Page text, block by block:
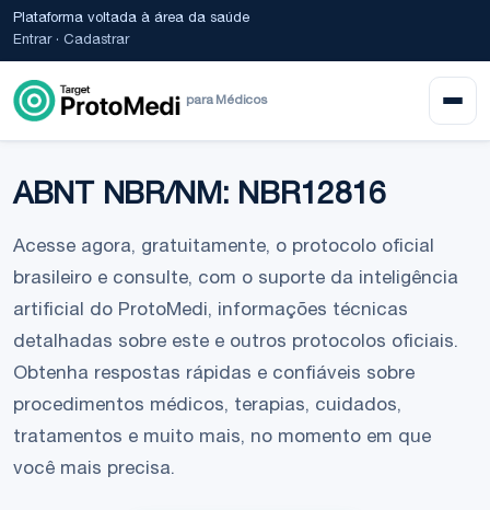
Plataforma voltada à área da saúde
Entrar· Cadastrar
para Médicos
ABNT NBR/NM: NBR12816
Acesse agora, gratuitamente, o protocolo oficial
brasileiro e consulte, com o suporte da inteligência
artificial do ProtoMedi, informações técnicas
detalhadas sobre este e outros protocolos oficiais.
Obtenha respostas rápidas e confiáveis sobre
procedimentos médicos, terapias, cuidados,
tratamentos e muito mais, no momento em que
você mais precisa.